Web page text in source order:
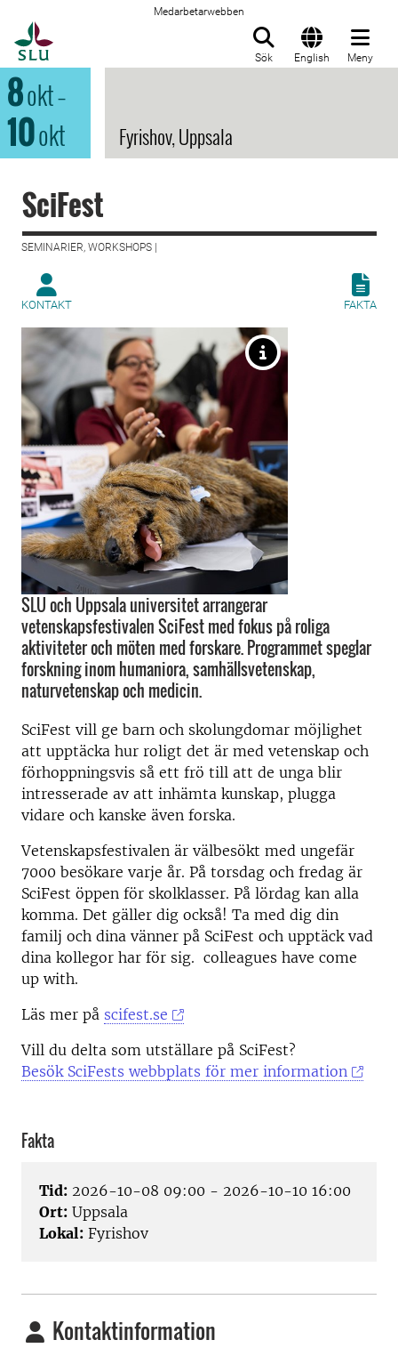
Medarbetarwebben
Sök English Meny
8okt–
10okt Fyrishov, Uppsala
SciFest
SEMINARIER, WORKSHOPS |
KONTAKT FAKTA
SLU och Uppsala universitet arrangerar
vetenskapsfestivalen SciFest med fokus på roliga
aktiviteter och möten med forskare. Programmet speglar
forskning inom humaniora, samhällsvetenskap,
naturvetenskap och medicin.
SciFest vill ge barn och skolungdomar möjlighet
att upptäcka hur roligt det är med vetenskap och
förhoppningsvis så ett frö till att de unga blir
intresserade av att inhämta kunskap, plugga
vidare och kanske även forska.
Vetenskapsfestivalen är välbesökt med ungefär
7000 besökare varje år. På torsdag och fredag är
SciFest öppen för skolklasser. På lördag kan alla
komma. Det gäller dig också! Ta med dig din
familj och dina vänner på SciFest och upptäck vad
dina kollegor har för sig. colleagues have come
up with.
Läs mer på scifest.se
Vill du delta som utställare på SciFest?
Besök SciFests webbplats för mer information
Fakta
Tid: 2026-10-08 09:00 - 2026-10-10 16:00
Ort: Uppsala
Lokal: Fyrishov
Kontaktinformation